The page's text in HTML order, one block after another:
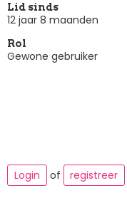
Lid sinds
12 jaar 8 maanden
Rol
Gewone gebruiker
Login
of registreer